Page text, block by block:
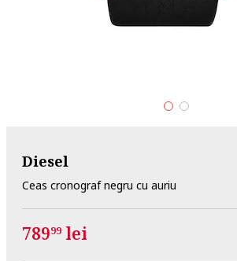
Diesel
Ceas cronograf negru cu auriu
78999 lei